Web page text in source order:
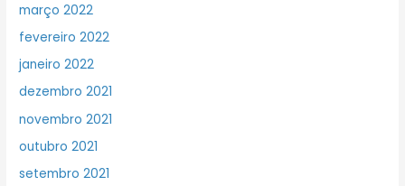
março 2022
fevereiro 2022
janeiro 2022
dezembro 2021
novembro 2021
outubro 2021
setembro 2021